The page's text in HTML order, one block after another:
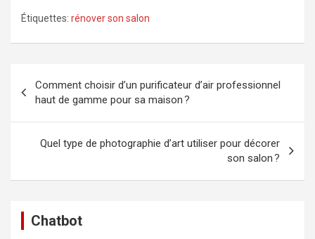
Étiquettes: rénover son salon
de
l’article
Comment choisir d’un purificateur d’air professionnel
haut de gamme pour sa maison ?
Quel type de photographie d’art utiliser pour décorer
son salon ?
Chatbot